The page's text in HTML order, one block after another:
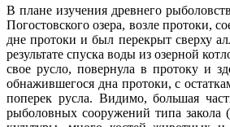
В плане изучения древнего
Погостовского озера, возле протоки,
дне протоки и был перекрыт сверху
результате спуска воды из озерной
свое русло, повернула в протоку и
обнажившегося дна протоки, с
поперек русла. Видимо, большая
рыболовных сооружений типа закола